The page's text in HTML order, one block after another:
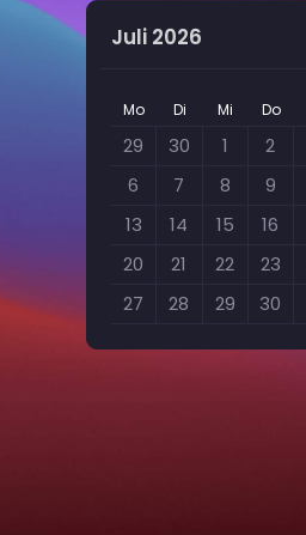
Juli 2026
Mo Di Mi Do
29 30 1 2
6
7 8 9
13
14 15 16
20
21 22 23
27
28 29 30